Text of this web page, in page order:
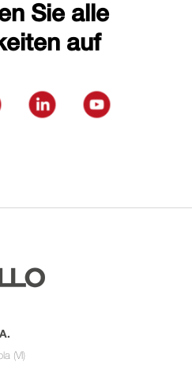
Sie alle
auf
(VI)